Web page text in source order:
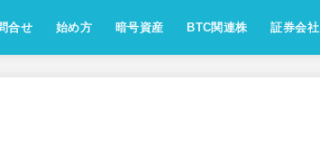
合せ 始め方 暗号資産 BTC関連株 証券会社